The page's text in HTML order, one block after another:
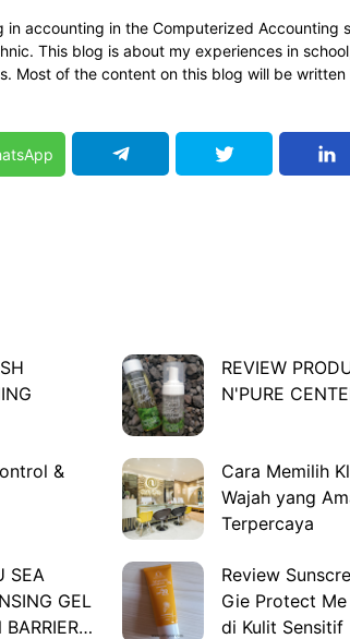
in accounting in the Computerized Accounting
This blog is about my experiences in
Most of the content on this blog will be written
REVIEW PRODUK LOKAL
N'PURE
&
Cara Memilih
Wajah yang
Terpercaya
SEA
GEL
Review
Gie Protect
di Kulit Sensitif